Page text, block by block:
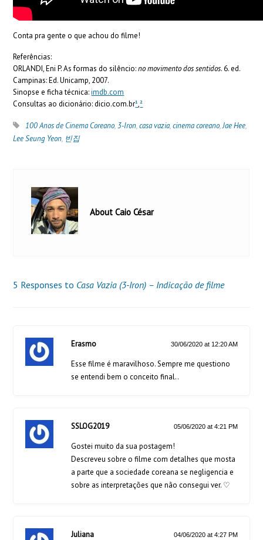
Conta pra gente o que achou do filme!
Referências:
ORLANDI, Eni P. As formas do silêncio:no movimento dos sentidos. 6. ed.
Campinas: Ed. Unicamp, 2007.
Sinopse e ficha técnica:imdb.com
Consultas ao dicionário: dicio.com.br¹,²
100 Anos de Cinema Coreano,3-Iron,casa vazia,cinema coreano,Jae Hee,
Lee Seung Yeon, 빈집
About Caio César
5 Responses to Casa Vazia (3-Iron) – Indicação de filme
Erasmo 30/06/2020 at 12:20 AM
Esse filme é maravilhoso. Sempre me questiono
se entendi bem o conceito final..
SSLOG2019 05/06/2020 at 4:21 PM
Gostei muito da sua postagem!
Descreveu sobre o filme com detalhes que mosta
a parte que a sociedade coreana se negligencia e
sobre as interpretações que não consegui ver. ♡
Juliana 04/06/2020 at 4:27 PM